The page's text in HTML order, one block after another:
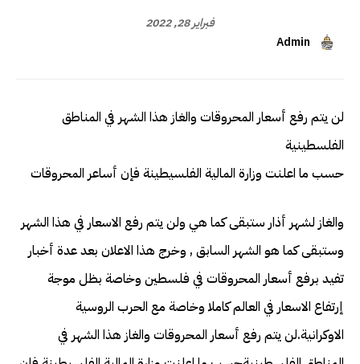
فبراير 28, 2022
Admin
لن يتم رفع أسعار المحروقات والغاز هذا الشهر في المناطق
الفلسطينية
حسب ما اعلنت وزارة المالية الفلسيطينة فإن أساعر المحروقات
والغاز لشهر أذار ستبقى كما هي ولن يتم رفع الاسعار في هذا الشهر
وستبقى كما هو الشهر السابق , وخرج هذا الاعلان بعد عدة أخبار
تفيد برفع أسعار المحروقات في فلسطين وخاصة بظل موجة
إرتفاع الاسعار في العالم كاملا وخاصة مع الحرب الروسية
الاوكرانية.لن يتم رفع أسعار المحروقات والغاز هذا الشهر في